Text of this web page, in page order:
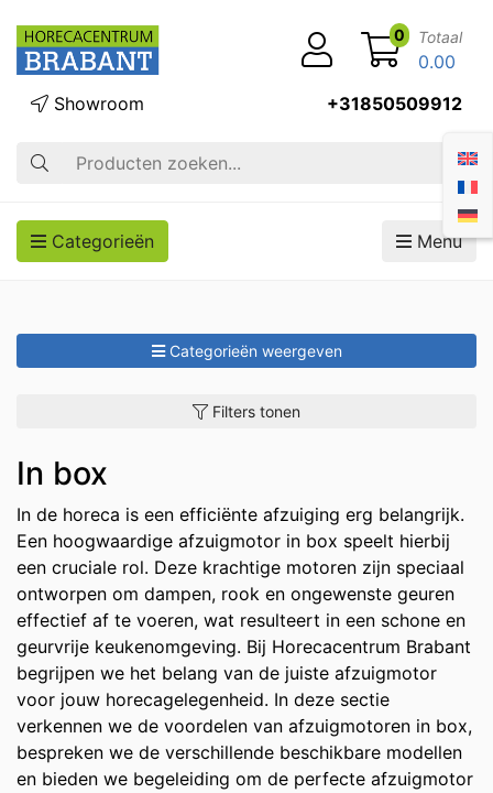
Zoek op
Showroom +31850509912
0 Totaal
0.00
Categorieën Menu
Categorieën weergeven
Filters tonen
In box
In de horeca is een efficiënte afzuiging erg belangrijk.
Een hoogwaardige afzuigmotor in box speelt hierbij
een cruciale rol. Deze krachtige motoren zijn speciaal
ontworpen om dampen, rook en ongewenste geuren
effectief af te voeren, wat resulteert in een schone en
geurvrije keukenomgeving. Bij Horecacentrum Brabant
begrijpen we het belang van de juiste afzuigmotor
voor jouw horecagelegenheid. In deze sectie
verkennen we de voordelen van afzuigmotoren in box,
bespreken we de verschillende beschikbare modellen
en bieden we begeleiding om de perfecte afzuigmotor